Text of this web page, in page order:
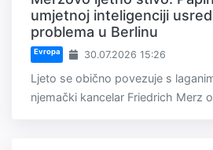
umjetnoj inteligenciji
problema u Berlinu
Evropa 30.07.2026 15:26
Ljeto se obično povezuje s
njemački kancelar Friedrich Merz